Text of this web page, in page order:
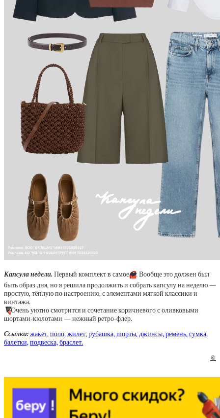
Капсула недели. Первый комплект в самое❤️. Вообще это должен был
быть образ дня, но я решила продолжить и собрать капсулу на неделю —
простую, тёплую по настроению, с элементами мягкой классики и
винтажа.
🔻Очень уютно смотрится и сочетание коричневого с оливковыми
шортами-кюлотами — нежный ретро-флер.
Ссылки:жакет,поло,жилет,рубашка,шорты,джинсы,ремень,сумка,
балетки,подвеска,браслет.
©